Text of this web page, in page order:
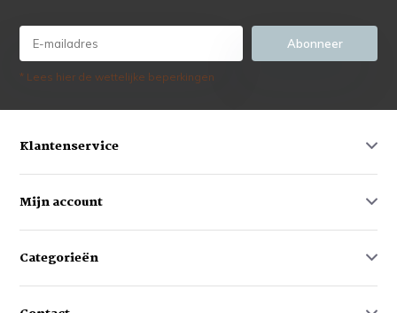
Abonneer
* Lees hier de wettelijke beperkingen
Klantenservice
Mijn account
Categorieën